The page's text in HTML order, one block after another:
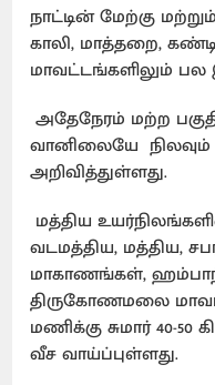
நாட்டின் மேற்கு
காலி, மாத்தறை,
மாவட்டங்களிலும்
அதேநேரம் மற்ற
வானிலையே
அறிவித்துள்ளது.
மத்திய
வடமத்திய, மத்திய,
மாகாணங்கள்,
திருகோணமலை
மணிக்கு சுமார் 40-
வீச வாய்ப்புள்ளது.